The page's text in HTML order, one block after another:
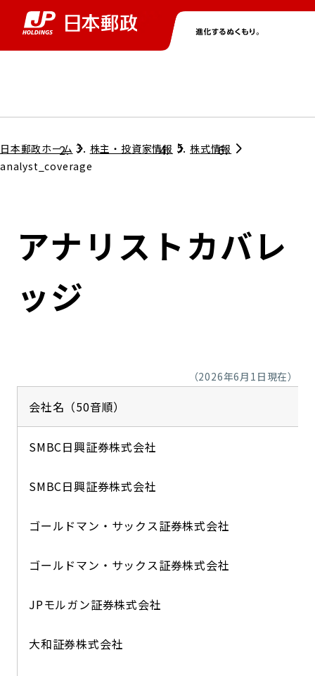
グループ情報トップ
コンプライアンス
ガバナンス
関連事業
株主・投資家情報トップ
個人投資家のみなさまへ
株式情報
IRカレンダー
ニューストップ
サステナビリティトップ
担当役員メッセージ
サステナビリティマネジメント
社会
ガバナンス
ESGデータ集
採用情報トップ
日本郵政ホーム 株主・投資家情報
株式情報
analyst_coverage
アナリストカバレ
ッジ
（2026年6月1日現在）
会社名（50音順）
SMBC日興証券株式会社
SMBC日興証券株式会社
ゴールドマン・サックス証券株式会社
ゴールドマン・サックス証券株式会社
JPモルガン証券株式会社
大和証券株式会社